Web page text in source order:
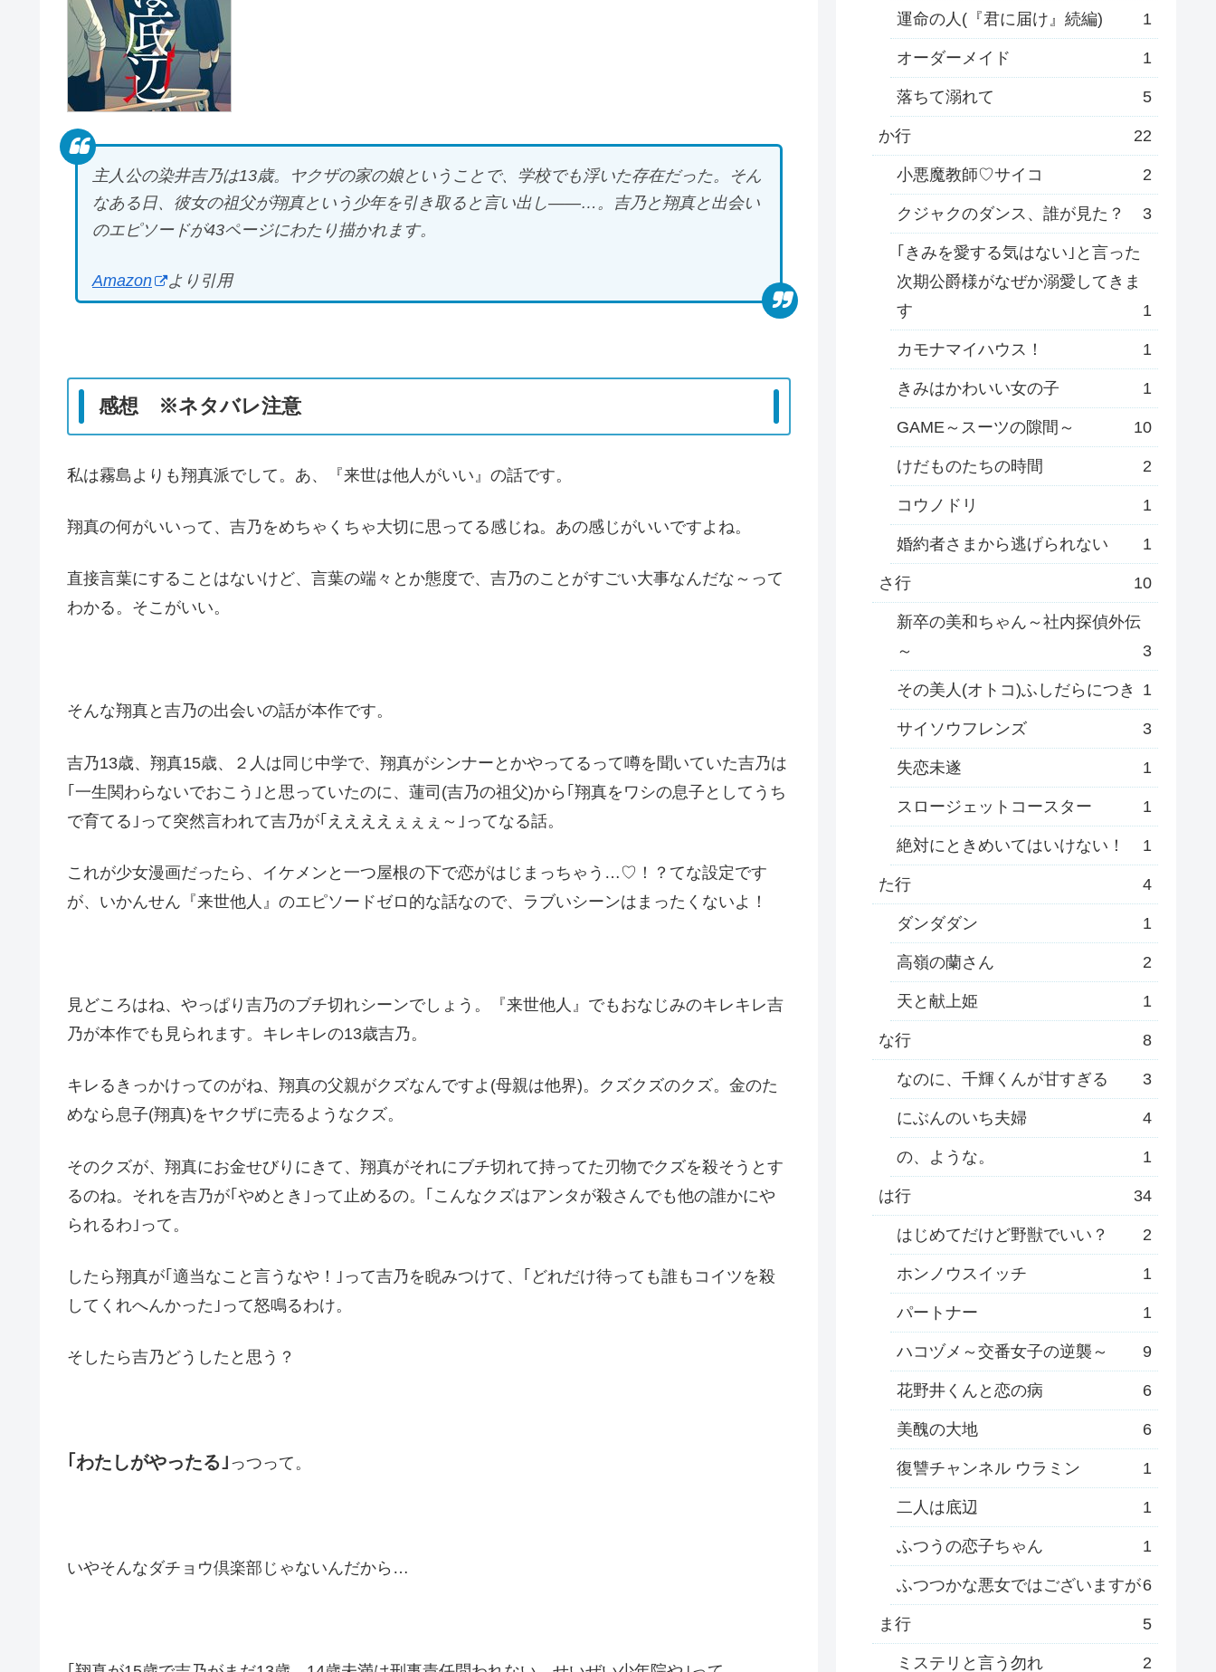
主人公の染井吉乃は13歳。ヤクザの家の娘ということで、学校でも浮いた存在だった。そん
なある日、彼女の祖父が翔真という少年を引き取ると言い出し――…。吉乃と翔真と出会い
のエピソードが43ページにわたり描かれます。
Amazon より引用
感想 ※ネタバレ注意
私は霧島よりも翔真派でして。あ、『来世は他人がいい』の話です。
翔真の何がいいって、吉乃をめちゃくちゃ大切に思ってる感じね。あの感じがいいですよね。
直接言葉にすることはないけど、言葉の端々とか態度で、吉乃のことがすごい大事なんだな～って
わかる。そこがいい。
そんな翔真と吉乃の出会いの話が本作です。
吉乃13歳、翔真15歳、２人は同じ中学で、翔真がシンナーとかやってるって噂を聞いていた吉乃は
｢一生関わらないでおこう｣と思っていたのに、蓮司(吉乃の祖父)から｢翔真をワシの息子としてうち
で育てる｣って突然言われて吉乃が｢ええええぇぇぇ～｣ってなる話。
これが少女漫画だったら、イケメンと一つ屋根の下で恋がはじまっちゃう…♡！？てな設定です
が、いかんせん『来世他人』のエピソードゼロ的な話なので、ラブいシーンはまったくないよ！
見どころはね、やっぱり吉乃のブチ切れシーンでしょう。『来世他人』でもおなじみのキレキレ吉
乃が本作でも見られます。キレキレの13歳吉乃。
キレるきっかけってのがね、翔真の父親がクズなんですよ(母親は他界)。クズクズのクズ。金のた
めなら息子(翔真)をヤクザに売るようなクズ。
そのクズが、翔真にお金せびりにきて、翔真がそれにブチ切れて持ってた刃物でクズを殺そうとす
るのね。それを吉乃が｢やめとき｣って止めるの。｢こんなクズはアンタが殺さんでも他の誰かにや
られるわ｣って。
したら翔真が｢適当なこと言うなや！｣って吉乃を睨みつけて、｢どれだけ待っても誰もコイツを殺
してくれへんかった｣って怒鳴るわけ。
そしたら吉乃どうしたと思う？
｢わたしがやったる｣ っつって。
いやそんなダチョウ倶楽部じゃないんだから…
運命の人(『君に届け』続編) 1
オーダーメイド 1
落ちて溺れて 5
か行 22
小悪魔教師♡サイコ 2
クジャクのダンス、誰が見た？ 3
｢きみを愛する気はない｣と言った
次期公爵様がなぜか溺愛してきま
す
1
カモナマイハウス！ 1
きみはかわいい女の子 1
GAME～スーツの隙間～ 10
けだものたちの時間 2
コウノドリ 1
婚約者さまから逃げられない 1
さ行 10
新卒の美和ちゃん～社内探偵外伝
～
3
その美人(オトコ)ふしだらにつき 1
サイソウフレンズ 3
失恋未遂 1
スロージェットコースター 1
絶対にときめいてはいけない！ 1
た行 4
ダンダダン 1
高嶺の蘭さん 2
天と献上姫 1
な行 8
なのに、千輝くんが甘すぎる 3
にぶんのいち夫婦 4
の、ような。 1
は行 34
はじめてだけど野獣でいい？ 2
ホンノウスイッチ 1
パートナー 1
ハコヅメ～交番女子の逆襲～ 9
花野井くんと恋の病 6
美醜の大地 6
復讐チャンネル ウラミン 1
二人は底辺 1
ふつうの恋子ちゃん 1
ふつつかな悪女ではございますが6
ま行 5
ミステリと言う勿れ 2